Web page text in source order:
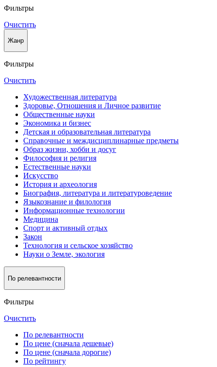
Фильтры
Очистить
Жанр
Фильтры
Очистить
Художественная литература
Здоровье, Отношения и Личное развитие
Общественные науки
Экономика и бизнес
Детская и образовательная литература
Справочные и междисциплинарные предметы
Образ жизни, хобби и досуг
Философия и религия
Естественные науки
Искусство
История и археология
Биография, литература и литературоведение
Языкознание и филология
Информационные технологии
Медицина
Спорт и активный oтдых
Закон
Технология и сельское хозяйство
Науки о Земле, экология
По релевантности
Фильтры
Очистить
По релевантности
По цене (сначала дешевые)
По цене (сначала дорогие)
По рейтингу